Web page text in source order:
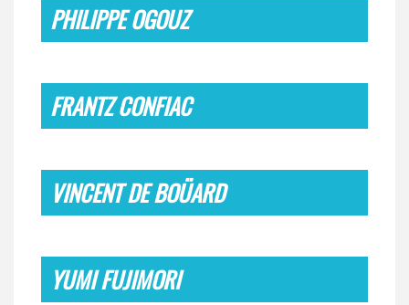
PHILIPPE OGOUZ
FRANTZ CONFIAC
VINCENT DE BOÜARD
YUMI FUJIMORI